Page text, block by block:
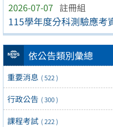
2026-07-07 註冊組
115學年度分科測驗應考
依公告類別彙總
重要消息 ( 522 )
行政公告 ( 300 )
課程考試 ( 222 )